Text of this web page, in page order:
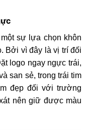
sự lựa chọn khôn
Bởi vì đây là vị trí đối
logo ngay ngực trái,
san sẻ, trong trái tim
đẹp đối với trường
nên giữ được màu